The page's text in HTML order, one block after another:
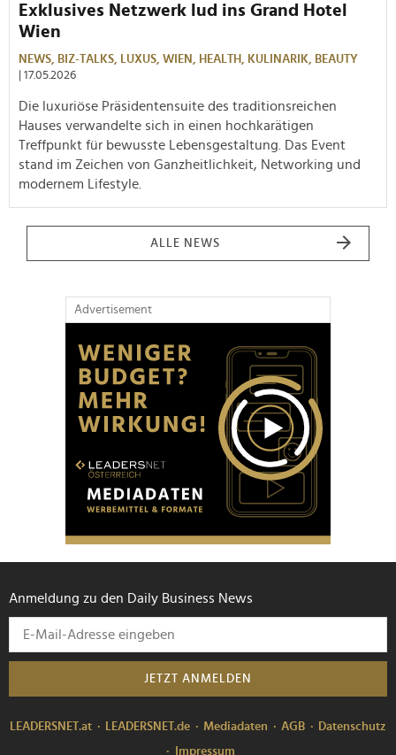
Exklusives Netzwerk lud ins Grand Hotel
Wien
NEWS, BIZ-TALKS, LUXUS, WIEN, HEALTH, KULINARIK,
BEAUTY
| 17.05.2026
Die luxuriöse Präsidentensuite des traditionsreichen
Hauses verwandelte sich in einen hochkarätigen
Treffpunkt für bewusste Lebensgestaltung. Das Event
stand im Zeichen von Ganzheitlichkeit, Networking und
modernem Lifestyle.
ALLE NEWS
Advertisement
Anmeldung zu den Daily Business News
JETZT ANMELDEN
LEADERSNET.at LEADERSNET.de Mediadaten AGB
Datenschutz
Impressum